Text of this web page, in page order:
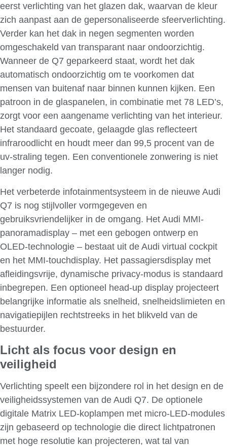
eerst verlichting van het glazen dak, waarvan de kleur
zich aanpast aan de gepersonaliseerde sfeerverlichting.
Verder kan het dak in negen segmenten worden
omgeschakeld van transparant naar ondoorzichtig.
Wanneer de Q7 geparkeerd staat, wordt het dak
automatisch ondoorzichtig om te voorkomen dat
mensen van buitenaf naar binnen kunnen kijken. Een
patroon in de glaspanelen, in combinatie met 78 LED’s,
zorgt voor een aangename verlichting van het interieur.
Het standaard gecoate, gelaagde glas reflecteert
infraroodlicht en houdt meer dan 99,5 procent van de
uv-straling tegen. Een conventionele zonwering is niet
langer nodig.
Het verbeterde infotainmentsysteem in de nieuwe Audi
Q7 is nog stijlvoller vormgegeven en
gebruiksvriendelijker in de omgang. Het Audi MMI-
panoramadisplay – met een gebogen ontwerp en
OLED-technologie – bestaat uit de Audi virtual cockpit
en het MMI-touchdisplay. Het passagiersdisplay met
afleidingsvrije, dynamische privacy-modus is standaard
inbegrepen. Een optioneel head-up display projecteert
belangrijke informatie als snelheid, snelheidslimieten en
navigatiepijlen rechtstreeks in het blikveld van de
bestuurder.
Licht als focus voor design en
veiligheid
Verlichting speelt een bijzondere rol in het design en de
veiligheidssystemen van de Audi Q7. De optionele
digitale Matrix LED-koplampen met micro-LED-modules
zijn gebaseerd op technologie die direct lichtpatronen
met hoge resolutie kan projecteren, wat tal van